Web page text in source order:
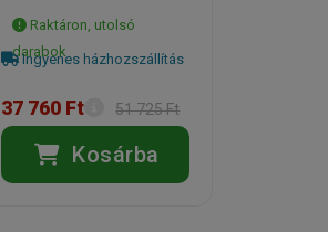
Raktáron, utolsó
darabok
Ingyenes házhozszállítás
37 760 Ft 51 725 Ft
Kosárba